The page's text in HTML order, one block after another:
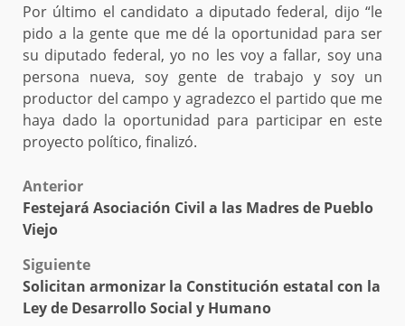
Por último el candidato a diputado federal, dijo “le
pido a la gente que me dé la oportunidad para ser
su diputado federal, yo no les voy a fallar, soy una
persona nueva, soy gente de trabajo y soy un
productor del campo y agradezco el partido que me
haya dado la oportunidad para participar en este
proyecto político, finalizó.
Post
navigation
Anterior
Festejará Asociación Civil a las Madres de Pueblo
Viejo
Siguiente
Solicitan armonizar la Constitución estatal con la
Ley de Desarrollo Social y Humano